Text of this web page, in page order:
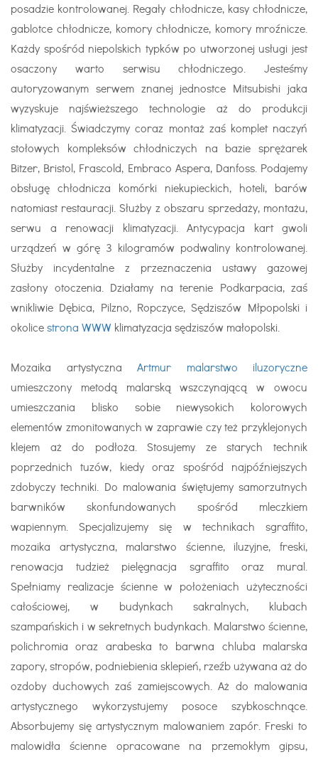
posadzie kontrolowanej. Regały chłodnicze, kasy chłodnicze,
gablotce chłodnicze, komory chłodnicze, komory mroźnicze.
Każdy spośród niepolskich typków po utworzonej usługi jest
osaczony warto serwisu chłodniczego. Jesteśmy
autoryzowanym serwem znanej jednostce Mitsubishi jaka
wyzyskuje najświeższego technologie aż do produkcji
klimatyzacji. Świadczymy coraz montaż zaś komplet naczyń
stołowych kompleksów chłodniczych na bazie sprężarek
Bitzer, Bristol, Frascold, Embraco Aspera, Danfoss. Podajemy
obsługę chłodnicza komórki niekupieckich, hoteli, barów
natomiast restauracji. Służby z obszaru sprzedaży, montażu,
serwu a renowacji klimatyzacji. Antycypacja kart gwoli
urządzeń w górę 3 kilogramów podwaliny kontrolowanej.
Służby incydentalne z przeznaczenia ustawy gazowej
zasłony otoczenia. Działamy na terenie Podkarpacia, zaś
wnikliwie Dębica, Pilzno, Ropczyce, Sędziszów Młpopolski i
okolicestrona WWW klimatyzacja sędziszów małopolski.
Mozaika artystyczna Artmur malarstwo iluzoryczne
umieszczony metodą malarską wszczynającą w owocu
umieszczania blisko sobie niewysokich kolorowych
elementów zmonitowanych w zaprawie czy też przyklejonych
klejem aż do podłoża. Stosujemy ze starych technik
poprzednich tuzów, kiedy oraz spośród najpóźniejszych
zdobyczy techniki. Do malowania świętujemy samorzutnych
barwników skonfundowanych spośród mleczkiem
wapiennym. Specjalizujemy się w technikach sgraffito,
mozaika artystyczna, malarstwo ścienne, iluzyjne, freski,
renowacja tudzież pielęgnacja sgraffito oraz mural.
Spełniamy realizacje ścienne w położeniach użyteczności
całościowej, w budynkach sakralnych, klubach
szampańskich i w sekretnych budynkach. Malarstwo ścienne,
polichromia oraz arabeska to barwna chluba malarska
zapory, stropów, podniebienia sklepień, rzeźb używana aż do
ozdoby duchowych zaś zamiejscowych. Aż do malowania
artystycznego wykorzystujemy posoce szybkoschnące.
Absorbujemy się artystycznym malowaniem zapór. Freski to
malowidła ścienne opracowane na przemokłym gipsu,